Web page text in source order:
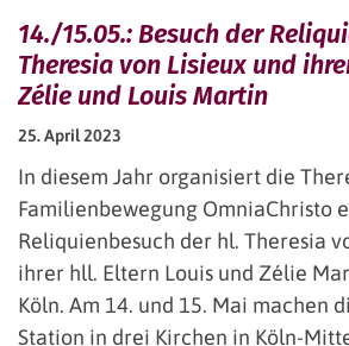
14./15.05.: Besuch der
Theresia von Lisieux und
Zélie und Louis Martin
25. April 2023
In diesem Jahr organisiert die
Familienbewegung OmniaChristo
Reliquienbesuch der hl. Theresia
ihrer hll. Eltern Louis und Zélie
Köln. Am 14. und 15. Mai machen
Station in drei Kirchen in Köln-